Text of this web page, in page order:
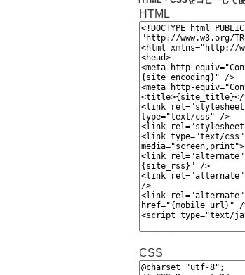
HTML
CSS